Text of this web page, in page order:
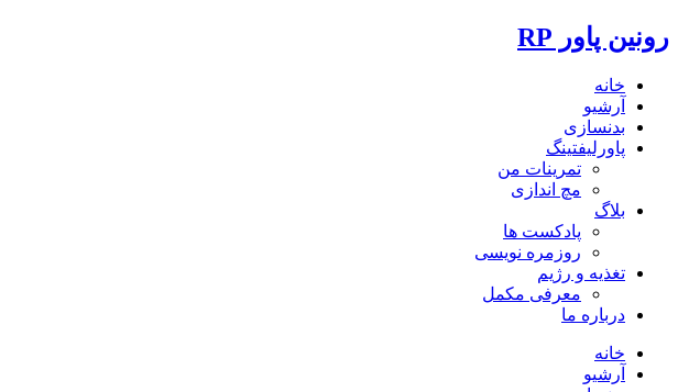
رونین پاور RP
خانه
آرشیو
بدنسازی
پاورلیفتینگ
تمرینات من
مچ اندازی
بلاگ
پادکست ها
روزمره نویسی
تغذیه و رژیم
معرفی مکمل
درباره ما
خانه
آرشیو